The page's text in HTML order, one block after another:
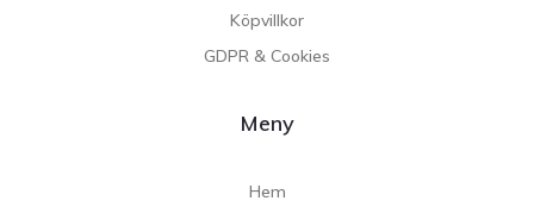
Köpvillkor
GDPR & Cookies
Meny
Hem